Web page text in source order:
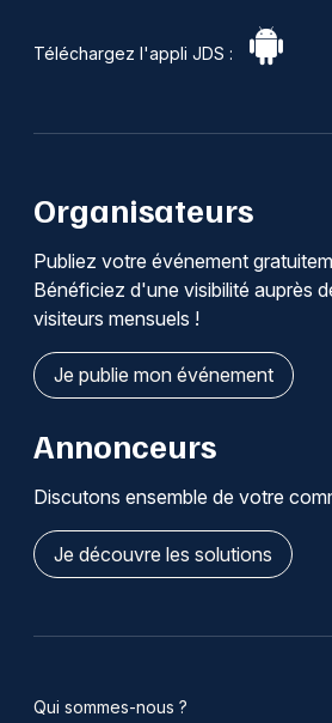
Téléchargez l'appli JDS :
Organisateurs
Publiez votre événement
Bénéficiez d'une visibilité auprès
visiteurs mensuels !
Je publie mon événement
Annonceurs
Discutons ensemble de votre
Je découvre les solutions
Qui sommes-nous ?